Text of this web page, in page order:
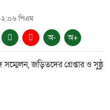
পিএম
অ- অ+